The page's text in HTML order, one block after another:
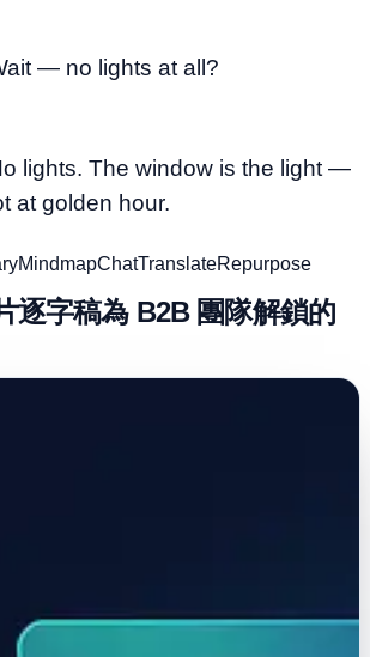
— no lights at all?
lights. The window is the light —
at golden hour.
MindmapChatTranslateRepurpose
逐字稿為 B2B 團隊解鎖的